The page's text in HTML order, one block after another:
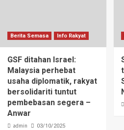
Berita Semasa Info Rakyat
GSF ditahan Israel:
Malaysia perhebat
usaha diplomatik, rakyat
bersolidariti tuntut
pembebasan segera –
Anwar
admin 03/10/2025